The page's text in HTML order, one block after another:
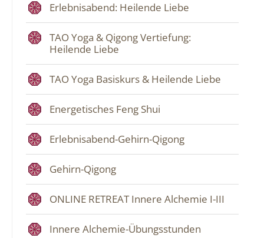
Erlebnisabend: Heilende Liebe
TAO Yoga & Qigong Vertiefung:
Heilende Liebe
TAO Yoga Basiskurs & Heilende Liebe
Energetisches Feng Shui
Erlebnisabend-Gehirn-Qigong
Gehirn-Qigong
ONLINE RETREAT Innere Alchemie I-III
Innere Alchemie-Übungsstunden